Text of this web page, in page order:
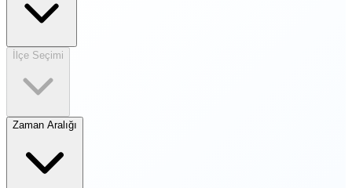
İlçe Seçimi
Zaman Aralığı